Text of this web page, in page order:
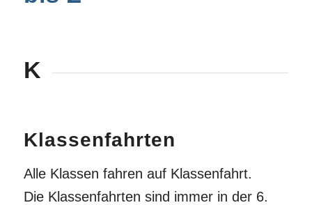
K
Klassenfahrten
Alle Klassen fahren auf Klassenfahrt.
Die Klassenfahrten sind immer in der 6.